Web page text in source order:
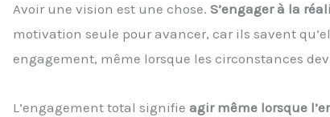
Avoir une vision est une chose. S’engager à la
motivation seule pour avancer, car ils savent
engagement, même lorsque les circonstances
L’engagement total signifie agir même lorsque